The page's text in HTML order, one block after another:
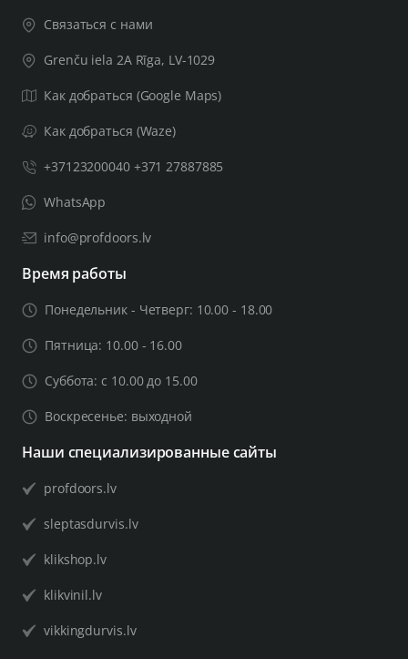
ключ на 3 мм;
44 мм, вам понадобится более толстый комплект для
установки двери. Оставьте важную соответствующую
толщину дверного полотна. После проверки
предоставленной вами информации мы сообщим
вам, сможем ли мы укомплектовать изделие для
двери необходимой толщины.
Связаться с нами
Grenču iela 2A Rīga, LV-1029
Как добраться (Google Maps)
Как добраться (Waze)
+37123200040 +371 27887885
WhatsApp
info@profdoors.lv
Время работы
Понедельник - Четверг: 10.00 - 18.00
Пятница: 10.00 - 16.00
Суббота: с 10.00 до 15.00
Воскресенье: выходной
Наши специализированные сайты
profdoors.lv
sleptasdurvis.lv
klikshop.lv
klikvinil.lv
vikkingdurvis.lv